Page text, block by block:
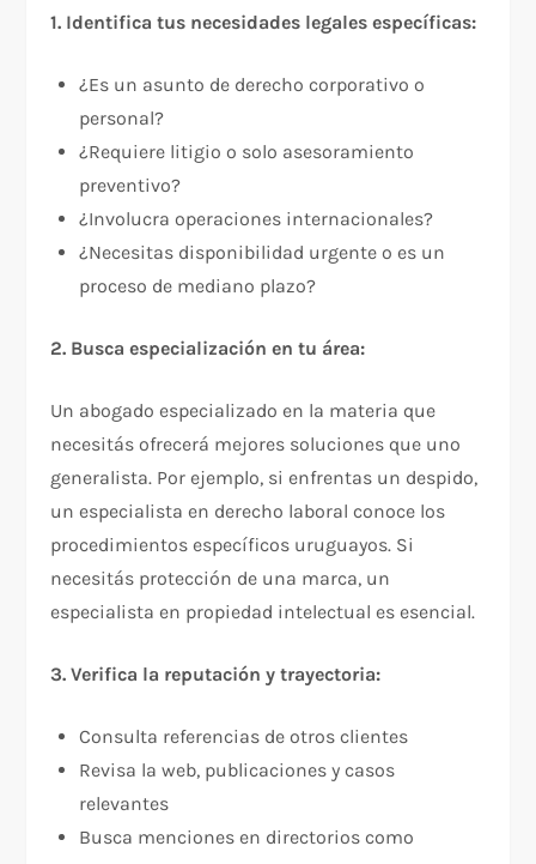
1. Identifica tus necesidades legales específicas:
¿Es un asunto de derecho corporativo o
personal?
¿Requiere litigio o solo asesoramiento
preventivo?
¿Involucra operaciones internacionales?
¿Necesitas disponibilidad urgente o es un
proceso de mediano plazo?
2. Busca especialización en tu área:
Un abogado especializado en la materia que
necesitás ofrecerá mejores soluciones que uno
generalista. Por ejemplo, si enfrentas un despido,
un especialista en derecho laboral conoce los
procedimientos específicos uruguayos. Si
necesitás protección de una marca, un
especialista en propiedad intelectual es esencial.
3. Verifica la reputación y trayectoria:
Consulta referencias de otros clientes
Revisa la web, publicaciones y casos
relevantes
Busca menciones en directorios como